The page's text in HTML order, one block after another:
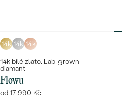
14k 14k 14k
14k bílé zlato, Lab-grown
diamant
Flowu
od 17 990 Kč